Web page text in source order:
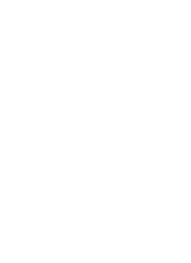
Mezinárodní
globální růst o
že ve dvou
v USA – se
ekonomického
ovlivňují
hospodářské
jako